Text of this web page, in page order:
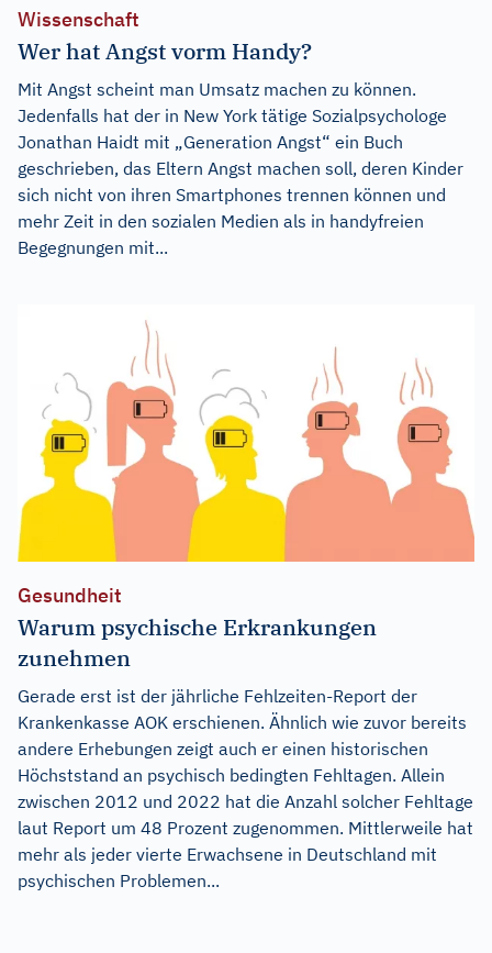
Wissenschaft
Wer hat Angst vorm Handy?
Mit Angst scheint man Umsatz machen zu können.
Jedenfalls hat der in New York tätige Sozialpsychologe
Jonathan Haidt mit „Generation Angst“ ein Buch
geschrieben, das Eltern Angst machen soll, deren Kinder
sich nicht von ihren Smartphones trennen können und
mehr Zeit in den sozialen Medien als in handyfreien
Begegnungen mit...
Gesundheit
Warum psychische Erkrankungen
zunehmen
Gerade erst ist der jährliche Fehlzeiten-Report der
Krankenkasse AOK erschienen. Ähnlich wie zuvor bereits
andere Erhebungen zeigt auch er einen historischen
Höchststand an psychisch bedingten Fehltagen. Allein
zwischen 2012 und 2022 hat die Anzahl solcher Fehltage
laut Report um 48 Prozent zugenommen. Mittlerweile hat
mehr als jeder vierte Erwachsene in Deutschland mit
psychischen Problemen...